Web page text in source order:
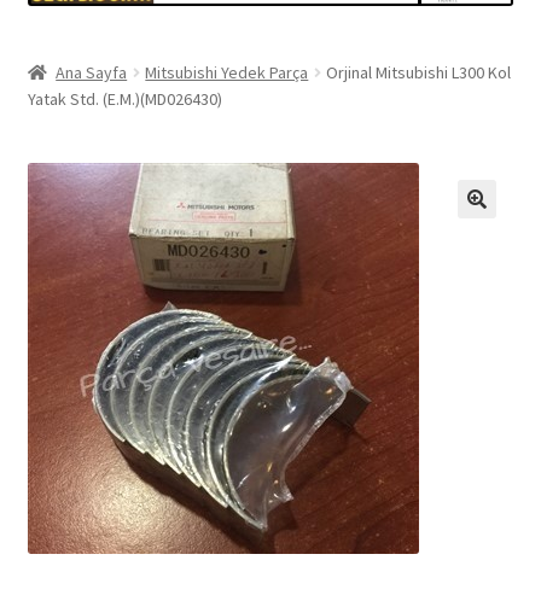
Ana Sayfa Mitsubishi Yedek Parça
Orjinal Mitsubishi L300 Kol
Yatak Std. (E.M.)(MD026430)